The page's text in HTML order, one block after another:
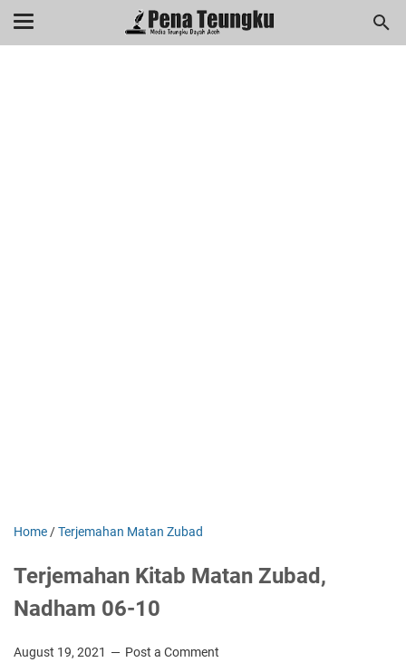
menuj
Home /Terjemahan Matan Zubad
Terjemahan Kitab Matan Zubad,
Nadham 06-10
August 19, 2021 Post a Comment